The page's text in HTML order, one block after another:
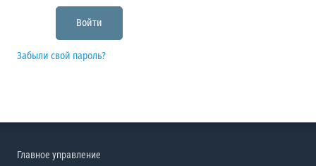
Забыли свой пароль?
Главное управление